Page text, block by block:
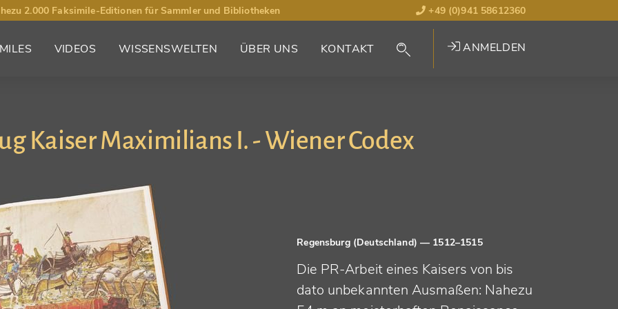
2.000 Faksimile-Editionen für Sammler und Bibliotheken +49 (0)941 58612360
VIDEOS WISSENSWELTEN ÜBER UNS KONTAKT ANMELDEN
Kaiser Maximilians I. - Wiener Codex
Regensburg (Deutschland)— 1512–1515
Die PR-Arbeit eines Kaisers von bis
dato unbekannten Ausmaßen: Nahezu